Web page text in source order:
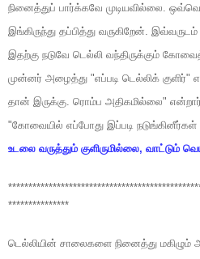
நினைத்துப் பார்க்கவே முடியவில்லை.
இங்கிருந்து தப்பித்து வருகிறேன். இவ்வருடம்
இதற்கு நடுவே டெல்லி வந்திருக்கும்
முன்னர் அழைத்து "எப்படி டெல்லிக் குளிர்"
தான் இருக்கு. ரொம்ப அதிகமில்லை"
"கோவையில் எப்போது இப்படி நடுங்கினீர்கள்
உடலை வருத்தும் குளிருமில்லை, வாட்டும்
***************
டெல்லியின் சாலைகளை நினைத்து மகிழும்